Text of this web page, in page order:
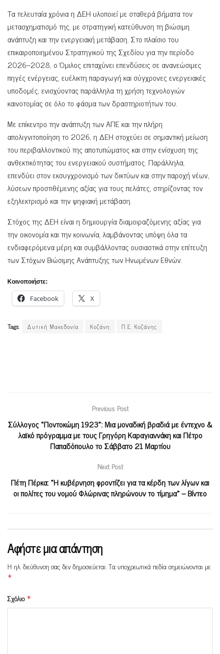
Τα τελευταία χρόνια η ΔΕΗ υλοποιεί με σταθερά βήματα τον
μετασχηματισμό της, με στρατηγική κατεύθυνση τη βιώσιμη
ανάπτυξη και την ενεργειακή μετάβαση. Στο πλαίσιο του
επικαιροποιημένου Στρατηγικού της Σχεδίου για την περίοδο
2026–2028, ο Όμιλος επιταχύνει επενδύσεις σε ανανεώσιμες
πηγές ενέργειας, ευέλικτη παραγωγή και σύγχρονες ενεργειακές
υποδομές, ενισχύοντας παράλληλα τη χρήση τεχνολογιών
καινοτομίας σε όλο το φάσμα των δραστηριοτήτων του.
Με επίκεντρο την ανάπτυξη των ΑΠΕ και την πλήρη
απολιγνιτοποίηση το 2026, η ΔΕΗ στοχεύει σε σημαντική μείωση
του περιβαλλοντικού της αποτυπώματος και στην ενίσχυση της
ανθεκτικότητας του ενεργειακού συστήματος. Παράλληλα,
επενδύει στον εκσυγχρονισμό των δικτύων και στην παροχή νέων,
λύσεων προστιθέμενης αξίας για τους πελάτες, στηρίζοντας τον
εξηλεκτρισμό και την ψηφιακή μετάβαση.
Στόχος της ΔΕΗ είναι η δημιουργία διαμοιραζόμενης αξίας για
την οικονομία και την κοινωνία, λαμβάνοντας υπόψη όλα τα
ενδιαφερόμενα μέρη και συμβάλλοντας ουσιαστικά στην επίτευξη
των Στόχων Βιώσιμης Ανάπτυξης των Ηνωμένων Εθνών.
Κοινοποιήστε:
Facebook X
Tags: Δυτική Μακεδονία Κοζάνη Π.Ε. Κοζάνης
Previous Post
Σύλλογος «Ποντοκώμη 1923»: Μια μοναδική βραδιά με έντεχνο &
λαϊκό πρόγραμμα με τους Γρηγόρη Καραγιαννάκη και Πέτρο
Παπαδόπουλο το Σάββατο 21 Μαρτίου
Next Post
Πέτη Πέρκα: «Η κυβέρνηση φροντίζει για τα κέρδη των λίγων και
οι πολίτες του νομού Φλώρινας πληρώνουν το τίμημα» – Βίντεο
Αφήστε μια απάντηση
Η ηλ. διεύθυνση σας δεν δημοσιεύεται.Τα υποχρεωτικά πεδία σημειώνονται με
*
Σχόλιο *